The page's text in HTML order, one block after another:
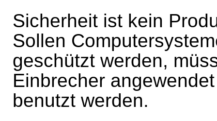
Sicherheit ist kein
Sollen
geschützt werden,
Einbrecher
benutzt werden.